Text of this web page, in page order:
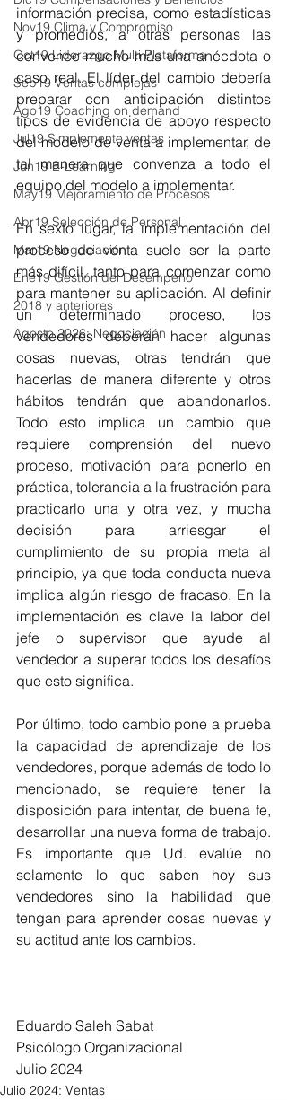
Nov19 Clima y Compromiso
Oct19 Liderazgo Multi Plataforma
Sep19 Ventas complejas
Ago19 Coaching on demand
Jul19 Simplemente ventas
Jun19 E-Learning
May19 Mejoramiento de Procesos
Abr19 Selección de Personal
Mar19 Negociación
Ene19 Gestión del Desempeño
2018 y anteriores
Agosto 2026: Negociación
información precisa, como estadísticas
y promedios, a otras personas las
convence mucho más una anécdota o
caso real. El líder del cambio debería
preparar con anticipación distintos
tipos de evidencia de apoyo respecto
del modelo de venta a implementar, de
tal manera que convenza a todo el
equipo del modelo a implementar.
En sexto lugar, la implementación del
proceso de venta suele ser la parte
más difícil, tanto para comenzar como
para mantener su aplicación. Al definir
un determinado proceso, los
vendedores deberán hacer algunas
cosas nuevas, otras tendrán que
hacerlas de manera diferente y otros
hábitos tendrán que abandonarlos.
Todo esto implica un cambio que
requiere comprensión del nuevo
proceso, motivación para ponerlo en
práctica, tolerancia a la frustración para
practicarlo una y otra vez, y mucha
decisión para arriesgar el
cumplimiento de su propia meta al
principio, ya que toda conducta nueva
implica algún riesgo de fracaso. En la
implementación es clave la labor del
jefe o supervisor que ayude al
vendedor a superar todos los desafíos
que esto significa.
Por último, todo cambio pone a prueba
la capacidad de aprendizaje de los
vendedores, porque además de todo lo
mencionado, se requiere tener la
disposición para intentar, de buena fe,
desarrollar una nueva forma de trabajo.
Es importante que Ud. evalúe no
solamente lo que saben hoy sus
vendedores sino la habilidad que
tengan para aprender cosas nuevas y
su actitud ante los cambios.
Eduardo Saleh Sabat
Psicólogo Organizacional
Julio 2024
Julio 2024: Ventas